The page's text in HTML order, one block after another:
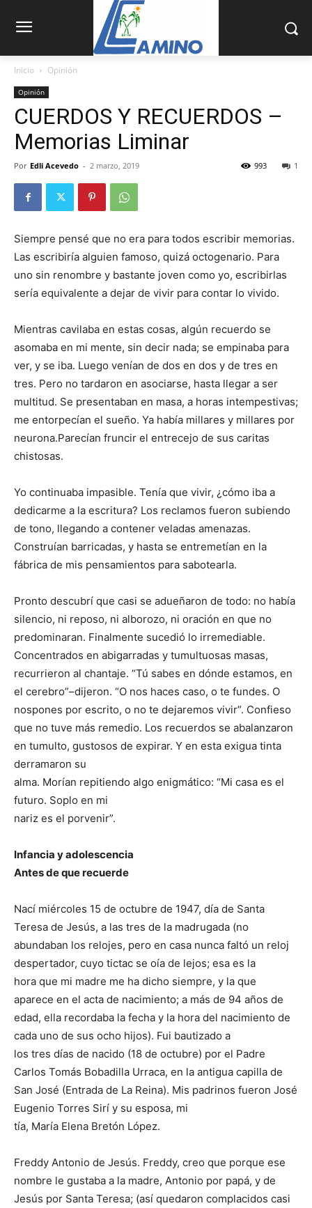
Inicio Opinión
Opinión
CUERDOS Y RECUERDOS –
Memorias Liminar
Por Edli Acevedo - 2 marzo, 2019 1
993
Siempre pensé que no era para todos escribir memorias.
Las escribi­ría alguien famoso, quizá octogena­rio. Para
uno sin renombre y bastante joven como yo, escribirlas
sería equivalente a dejar de vivir para contar lo vivido.
Mientras cavilaba en estas cosas, algún recuerdo se
asomaba en mi mente, sin decir nada; se empinaba para
ver, y se iba. Luego venían de dos en dos y de tres en
tres. Pero no tardaron en asociarse, hasta llegar a ser
multitud. Se presentaban en ma­sa, a horas intempestivas;
me entorpecían el sueño. Ya había millares y millares por
neurona.Parecían fruncir el entrecejo de sus caritas
chistosas.
Yo continuaba impasible. Tenía que vivir, ¿cómo iba a
dedicarme a la escritura? Los reclamos fueron subiendo
de tono, llegando a contener veladas amenazas.
Construían barricadas, y hasta se entremetían en la
fábrica de mis pensamientos para sabotearla.
Pronto descubrí que casi se adue­ñaron de todo: no había
silencio, ni reposo, ni alborozo, ni oración en que no
predominaran. Finalmente sucedió lo irremediable.
Concentrados en abigarradas y tumultuosas masas,
recurrieron al chantaje. “Tú sabes en dónde estamos, en
el cerebro”–dijeron. “O nos haces caso, o te fundes. O
nospones por escrito, o no te dejaremos vivir”. Confieso
que no tuve más remedio. Los recuerdos se abalanzaron
en tumulto, gustosos de expirar. Y en esta exigua tinta
derramaron su
alma. Morían repitiendo algo enigmático: “Mi casa es el
futuro. Soplo en mi
nariz es el porvenir”.
Infancia y adolescencia
Antes de que recuerde
Nací miércoles 15 de octubre de 1947, día de Santa
Teresa de Jesús, a las tres de la madrugada (no
abundaban los relojes, pero en casa nunca faltó un reloj
despertador, cuyo tictac se oía de lejos; esa es la
hora que mi madre me ha dicho siempre, y la que
aparece en el acta de nacimiento; a más de 94 años de
edad, ella recordaba la fecha y la hora del naci­miento de
cada uno de sus ocho hijos). Fui bautizado a
los tres días de nacido (18 de octubre) por el Pa­dre
Carlos Tomás Bobadilla Urraca, en la antigua capilla de
San José (Entrada de La Reina). Mis padrinos fueron José
Eugenio Torres Sirí y su esposa, mi
tía, María Elena Bretón López.
Freddy Antonio de Jesús. Freddy, creo que porque ese
nombre le gustaba a la madre, Antonio por papá, y de
Jesús por Santa Teresa; (así que­daron complacidos casi